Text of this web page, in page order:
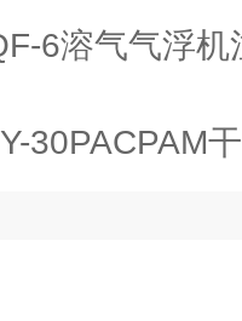
6溶气气浮
干粉全自